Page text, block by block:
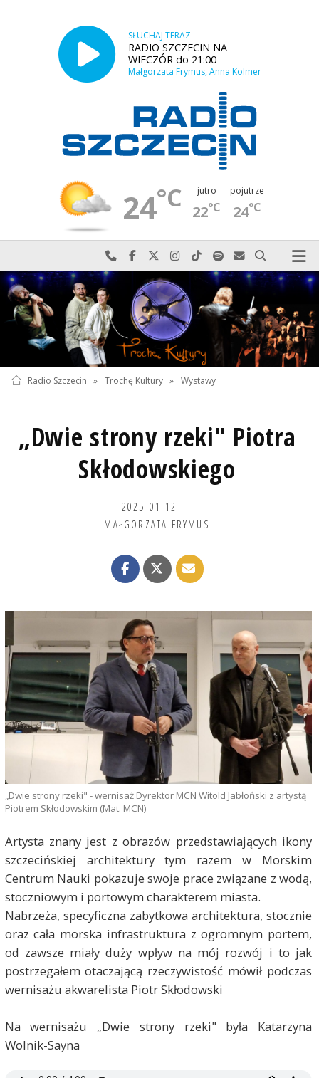
SŁUCHAJ TERAZ
RADIO SZCZECIN NA
WIECZÓR do 21:00
Małgorzata Frymus, Anna Kolmer
24°C jutro
22°C
pojutrze
24°C
Najlepiej po prostu do nas zadzwoń
Odwiedź nas na Facebook-u
Odwiedź nas na X
Odwiedź nas na Instagram-ie
Odwiedź nas na TikTok-u
Szukaj nas na Spotify
Wyślij do nas
Szukaj
Radio Szczecin » Trochę Kultury » Wystawy
„Dwie strony rzeki" Piotra
Skłodowskiego
2025-01-12
MAŁGORZATA FRYMUS
„Dwie strony rzeki" - wernisaż Dyrektor MCN Witold Jabłoński z artystą
Piotrem Skłodowskim (Mat. MCN)
Artysta znany jest z obrazów przedstawiających ikony
szczecińskiej architektury tym razem w Morskim
Centrum Nauki pokazuje swoje prace związane z wodą,
stoczniowym i portowym charakterem miasta.
Nabrzeża, specyficzna zabytkowa architektura, stocznie
oraz cała morska infrastruktura z ogromnym portem,
od zawsze miały duży wpływ na mój rozwój i to jak
postrzegałem otaczającą rzeczywistość mówił podczas
wernisażu akwarelista Piotr Skłodowski
Na wernisażu „Dwie strony rzeki" była Katarzyna
Wolnik-Sayna